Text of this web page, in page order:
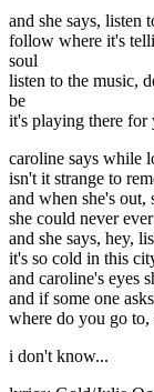
and she says, listen
follow where it's
soul
listen to the music,
be
it's playing there for
caroline says while
isn't it strange to
and when she's out,
she could never
and she says, hey,
it's so cold in this
and caroline's eyes
and if some one
where do you go to,
i don't know...